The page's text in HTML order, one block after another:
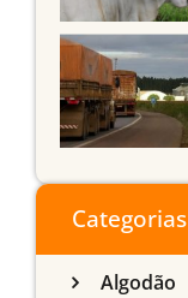
Categorias
Algodão